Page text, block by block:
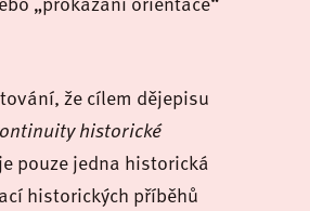
že cílem dějepisu
historické
pouze jedna historická
historických příběhů